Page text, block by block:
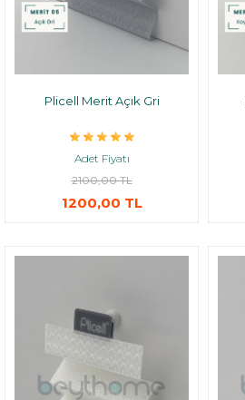
Plicell Merit Açık Gri
Adet Fiyatı
2100,00 TL
1200,00 TL